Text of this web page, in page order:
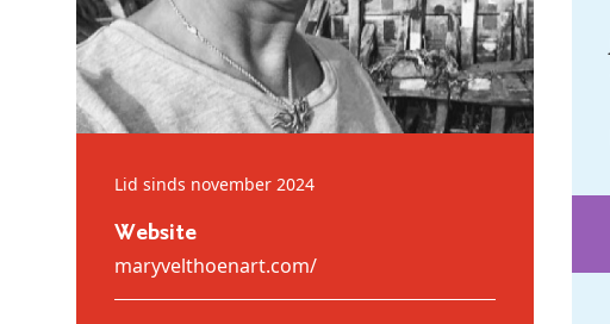
Lid sinds november 2024
Website
maryvelthoenart.com/